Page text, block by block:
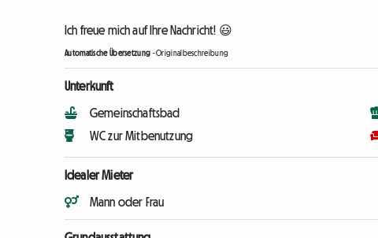
Ich freue mich auf Ihre Nachricht! 😃
Automatische Übersetzung -Originalbeschreibung
Unterkunft
Gemeinschaftsbad
WC zur Mitbenutzung
Idealer Mieter
Mann oder Frau